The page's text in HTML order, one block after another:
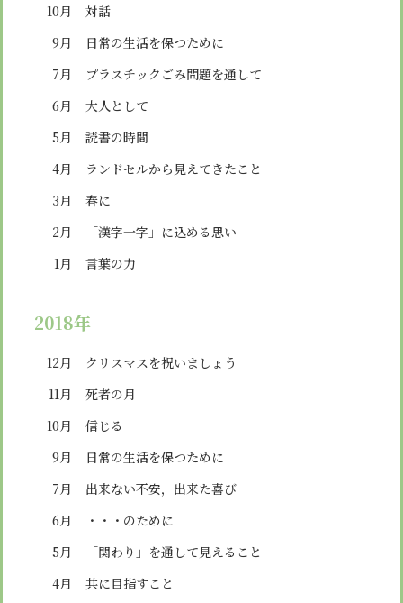
10月
対話
9月
日常の生活を保つために
7月
プラスチックごみ問題を通して
6月
大人として
5月
読書の時間
4月
ランドセルから見えてきたこと
3月
春に
2月
「漢字一字」に込める思い
1月
言葉の力
2018年
12月
クリスマスを祝いましょう
11月
死者の月
10月
信じる
9月
日常の生活を保つために
7月
出来ない不安，出来た喜び
6月
・・・のために
5月
「関わり」を通して見えること
4月
共に目指すこと